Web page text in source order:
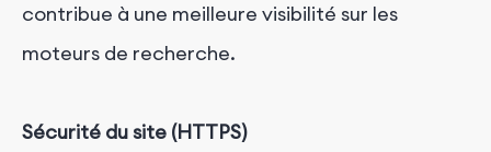
contribue à une meilleure visibilité sur les
moteurs de recherche.
Sécurité du site (HTTPS)